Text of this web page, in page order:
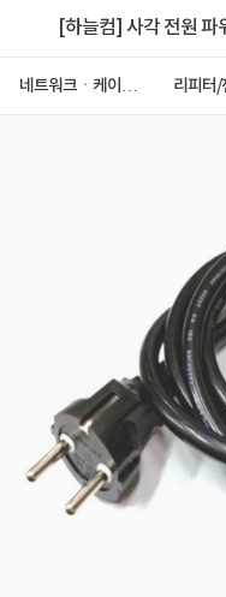
[하늘컴] 사각 전원 파
네트워크ㆍ케이블
리피터/